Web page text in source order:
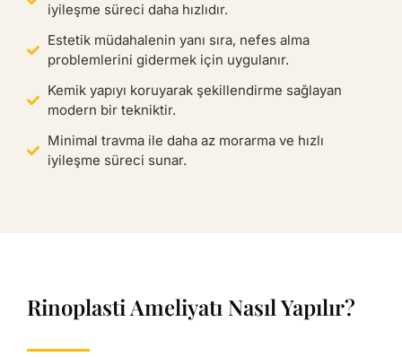
iyileşme süreci daha hızlıdır.
Estetik müdahalenin yanı sıra, nefes alma
problemlerini gidermek için uygulanır.
Kemik yapıyı koruyarak şekillendirme sağlayan
modern bir tekniktir.
Minimal travma ile daha az morarma ve hızlı
iyileşme süreci sunar.
Rinoplasti Ameliyatı Nasıl Yapılır?